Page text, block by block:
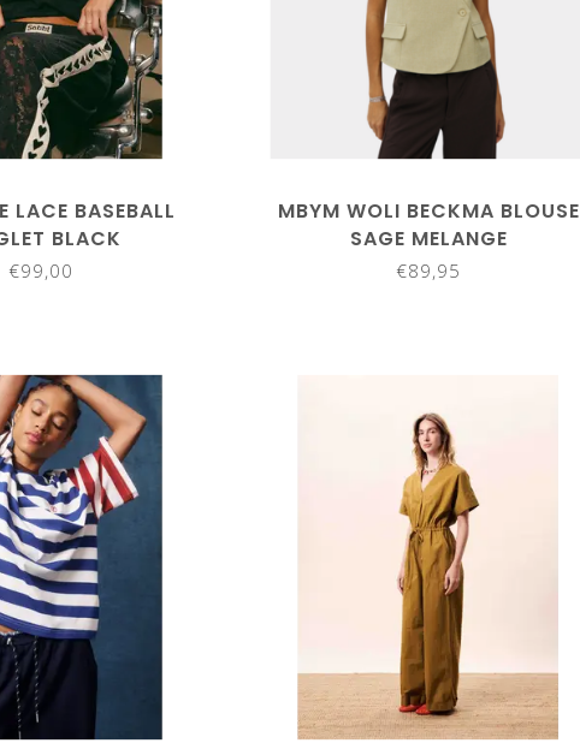
LACE BASEBALL
BLACK
€99,00
MBYM WOLI BECKMA BLOUSE
SAGE MELANGE
€89,95